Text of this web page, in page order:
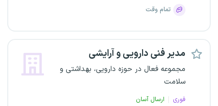
تمام وقت
مدیر فنی دارویی و آرایشی
مجموعه فعال در حوزه دارویی، بهداشتی و
سلامت
فوری
ارسال آسان